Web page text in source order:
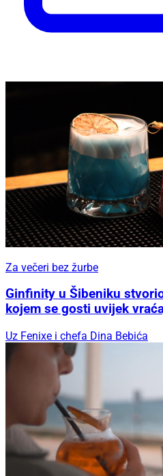
Za večeri bez žurbe
Ginfinity u Šibeniku
kojem se gosti uvijek
Uz Fenixe i chefa Dina Bebića